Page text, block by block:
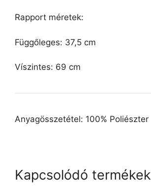
Rapport méretek:
Függőleges: 37,5 cm
Víszintes: 69 cm
Anyagösszetétel: 100% Poliészter
Kapcsolódó termékek